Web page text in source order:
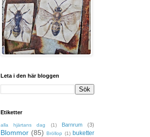
Leta i den här bloggen
Etiketter
alla hjärtans dag (1) Barnrum (3)
Blommor (85) Bröllop (1) buketter